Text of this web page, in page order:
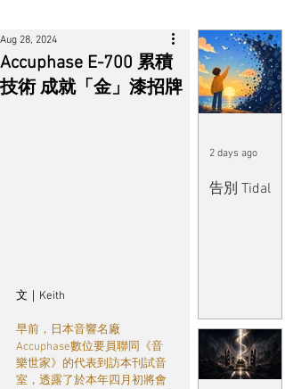
Accuphase E-700 累積
技術 成就「金」漆招牌
Aug 28, 2024
文｜Keith
早前，日本音響名廠
Accuphase數位要員聯同《音
樂世家》的代表到訪本刊試音
室，透露了於本年四月初將會
告別 Tidal
2 days ago